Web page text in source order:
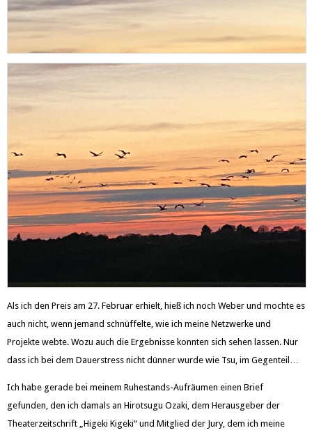
Als ich den Preis am 27. Februar erhielt, hieß ich noch Weber und mochte es
auch nicht, wenn jemand schnüffelte, wie ich meine Netzwerke und
Projekte webte. Wozu auch die Ergebnisse konnten sich sehen lassen. Nur
dass ich bei dem Dauerstress nicht dünner wurde wie Tsu, im Gegenteil…
Ich habe gerade bei meinem Ruhestands-Aufräumen einen Brief
gefunden, den ich damals an Hirotsugu Ozaki, dem Herausgeber der
Theaterzeitschrift „Higeki Kigeki“ und Mitglied der Jury, dem ich meine